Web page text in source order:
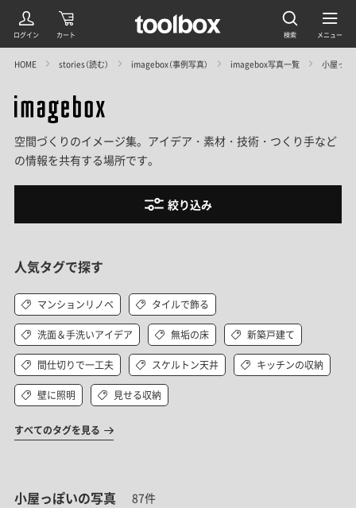
HOME stories（読む） imagebox（事例写真） imagebox写真一覧 小屋っぽ
空間づくりのイメージ集。アイデア・素材・技術・つくり手など
の情報を共有する場所です。
絞り込み
人気タグで探す
マンションリノベ タイルで飾る
洗面＆手洗いアイデア 無垢の床 新築戸建て
間仕切りで一工夫 スケルトン天井 キッチンの収納
壁に照明 見せる収納
すべてのタグを見る
小屋っぽいの写真 87件